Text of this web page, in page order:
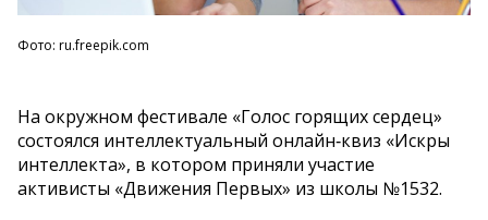
Фото: ru.freepik.com
На окружном фестивале «Голос горящих сердец»
состоялся интеллектуальный онлайн‑квиз «Искры
интеллекта», в котором приняли участие
активисты «Движения Первых» из школы №1532.